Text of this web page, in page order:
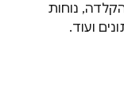
נוחות
ועוד.